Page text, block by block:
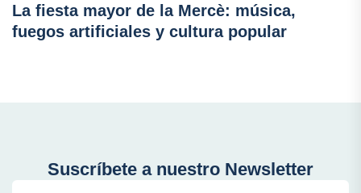
La fiesta mayor de la Mercè: música,
fuegos artificiales y cultura popular
Suscríbete a nuestro Newsletter